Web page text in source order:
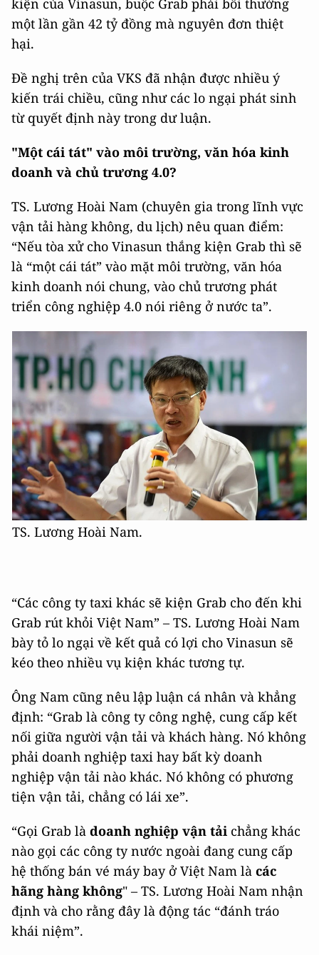
một lần gần 42 tỷ đồng mà nguyên đơn thiệt
hại.
Đề nghị trên của VKS đã nhận được nhiều ý
kiến trái chiều, cũng như các lo ngại phát sinh
từ quyết định này trong dư luận.
"Một cái tát" vào môi trường, văn hóa kinh
doanh và chủ trương 4.0?
TS. Lương Hoài Nam (chuyên gia trong lĩnh vực
vận tải hàng không, du lịch) nêu quan điểm:
“Nếu tòa xử cho Vinasun thắng kiện Grab thì sẽ
là “một cái tát” vào mặt môi trường, văn hóa
kinh doanh nói chung, vào chủ trương phát
triển công nghiệp 4.0 nói riêng ở nước ta”.
TS. Lương Hoài Nam.
“Các công ty taxi khác sẽ kiện Grab cho đến khi
Grab rút khỏi Việt Nam” – TS. Lương Hoài Nam
bày tỏ lo ngại về kết quả có lợi cho Vinasun sẽ
kéo theo nhiều vụ kiện khác tương tự.
Ông Nam cũng nêu lập luận cá nhân và khẳng
định: “Grab là công ty công nghệ, cung cấp kết
nối giữa người vận tải và khách hàng. Nó không
phải doanh nghiệp taxi hay bất kỳ doanh
nghiệp vận tải nào khác. Nó không có phương
tiện vận tải, chẳng có lái xe”.
“Gọi Grab là doanh nghiệp vận tải chẳng khác
nào gọi các công ty nước ngoài đang cung cấp
hệ thống bán vé máy bay ở Việt Nam là các
hãng hàng không" – TS. Lương Hoài Nam nhận
định và cho rằng đây là động tác “đánh tráo
khái niệm”.